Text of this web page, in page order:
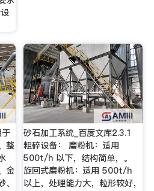
整
金
砂石加工系统_百度文库2.3.1
粗碎设备： 磨粉机：适用
500t/h 以下，结构简单，。
旋回式磨粉机：适用 500t/h
以上，处理能力大，粒形较好，